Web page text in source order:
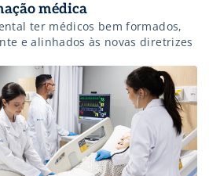
médica
ter médicos bem formados,
e alinhados às novas diretrizes